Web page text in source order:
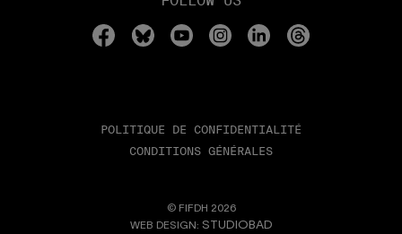
POLITIQUE DE CONFIDENTIALITÉ
CONDITIONS GÉNÉRALES
© FIFDH 2026
WEB DESIGN: STUDIOBAD